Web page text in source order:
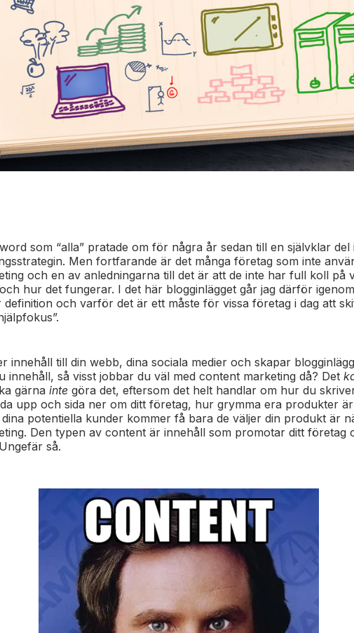
som “alla” pratade om för några år sedan till en självklar del i
Men fortfarande är det många företag som inte
och en av anledningarna till det är att de inte har full koll på
hur det fungerar. I det här blogginlägget går jag därför
definition och varför det är ett måste för vissa företag i dag att
innehåll till din webb, dina sociala medier och skapar
innehåll, så visst jobbar du väl med content marketing då? Det
gärna inte göra det, eftersom det helt handlar om hur du
upp och sida ner om ditt företag, hur grymma era produkter
potentiella kunder kommer få bara de väljer din produkt är
Den typen av content är innehåll som promotar ditt företag
så.